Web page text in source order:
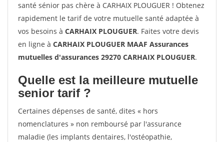
santé sénior pas chère à CARHAIX PLOUGUER ! Obtenez
rapidement le tarif de votre mutuelle santé adaptée à
vos besoins à CARHAIX PLOUGUER. Faites votre devis
en ligne à CARHAIX PLOUGUER MAAF Assurances
mutuelles d'assurances 29270 CARHAIX PLOUGUER.
Quelle est la meilleure mutuelle
senior tarif ?
Certaines dépenses de santé, dites « hors
nomenclatures » non remboursé par l'assurance
maladie (les implants dentaires, l'ostéopathie,